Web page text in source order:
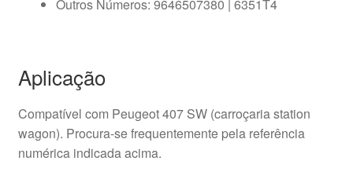
Outros Números: 9646507380 | 6351T4
Aplicação
Compatível com Peugeot 407 SW (carroçaria station
wagon). Procura-se frequentemente pela referência
numérica indicada acima.